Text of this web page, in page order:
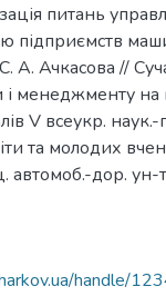
питань
підприємств
А. Ачкасова //
і менеджменту на
V всеукр.
та молодих
автомоб.-дор. ун-
handle/